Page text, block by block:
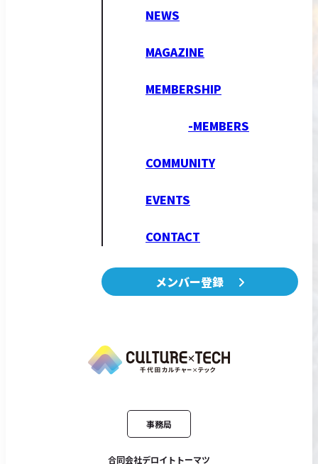
NEWS
MAGAZINE
MEMBERSHIP
-MEMBERS
COMMUNITY
EVENTS
CONTACT
メンバー登録
事務局
合同会社デロイトトーマツ